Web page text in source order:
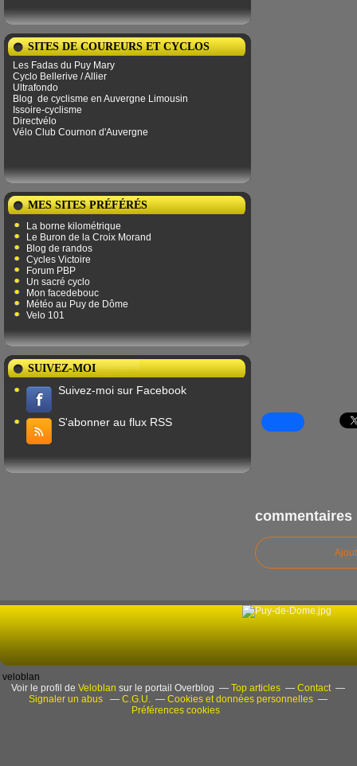
SITES DE COUREURS ET CYCLOS
Les Fadas du Puy Mary
Cyclo Bellerive / Allier
Ultrafondo
Blog de ​​cyclisme en Auvergne Limousin
Issoire-cyclisme
Directvélo
Vélo Club Cournon d'Auvergne
MES SITES PRÉFÉRÉS
La borne kilométrique
Le Buron de la Croix Morand
Blog de randos
Cycles Victoire
Forum PBP
Un sacré cyclo
Mon facedebouc
Météo au Puy de Dôme
Velo 101
SUIVEZ-MOI
Suivez-moi sur Facebook
S'abonner au flux RSS
commentaires
veloblan
Voir le profil deVeloblan sur le portail Overblog Top articles
Contact
Signaler un abus
C.G.U.
Cookies et données personnelles
Préférences cookies